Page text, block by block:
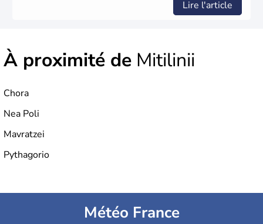
Lire l'article
À proximité de Mitilinii
Chora
Nea Poli
Mavratzei
Pythagorio
Météo France